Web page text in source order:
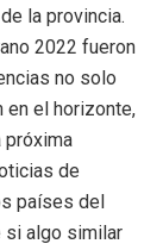
la provincia.
2022 fueron
no solo
en el horizonte,
próxima
de
países del
si algo similar